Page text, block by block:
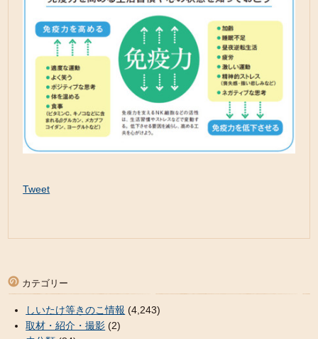
Tweet
カテゴリー
しいたけ等きのこ情報 (4,243)
取材・紹介・撮影 (2)